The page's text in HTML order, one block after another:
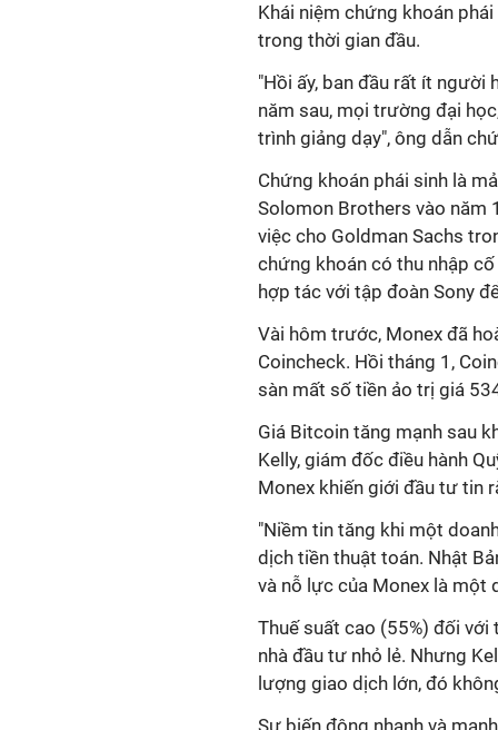
Khái niệm chứng khoán
trong thời gian đầu.
"Hồi ấy, ban đầu rất ít người
năm sau, mọi trường đại
trình giảng dạy", ông dẫn
Chứng khoán phái sinh là
Solomon Brothers vào năm
việc cho Goldman Sachs
chứng khoán có thu nhập
hợp tác với tập đoàn Sony
Vài hôm trước, Monex đã
Coincheck. Hồi tháng 1,
sàn mất số tiền ảo trị giá
Giá Bitcoin tăng mạnh sau
Kelly, giám đốc điều hành
Monex khiến giới đầu tư tin
"Niềm tin tăng khi một
dịch tiền thuật toán. Nhật
và nỗ lực của Monex là một
Thuế suất cao (55%) đối
nhà đầu tư nhỏ lẻ. Nhưng
lượng giao dịch lớn, đó
Sự biến động nhanh và